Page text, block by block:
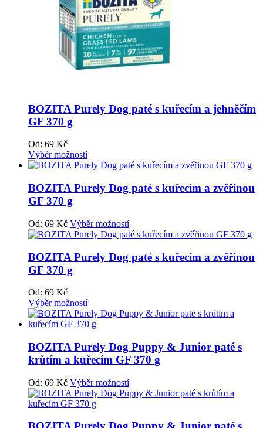
BOZITA Purely Dog paté s kuřecím a jehněčím
GF 370 g
Od: 69 Kč
Výběr možností
BOZITA Purely Dog paté s kuřecím a zvěřinou
GF 370 g
Od: 69 Kč Výběr možností
BOZITA Purely Dog paté s kuřecím a zvěřinou
GF 370 g
Od: 69 Kč
Výběr možností
BOZITA Purely Dog Puppy & Junior paté s
krůtím a kuřecím GF 370 g
Od: 69 Kč Výběr možností